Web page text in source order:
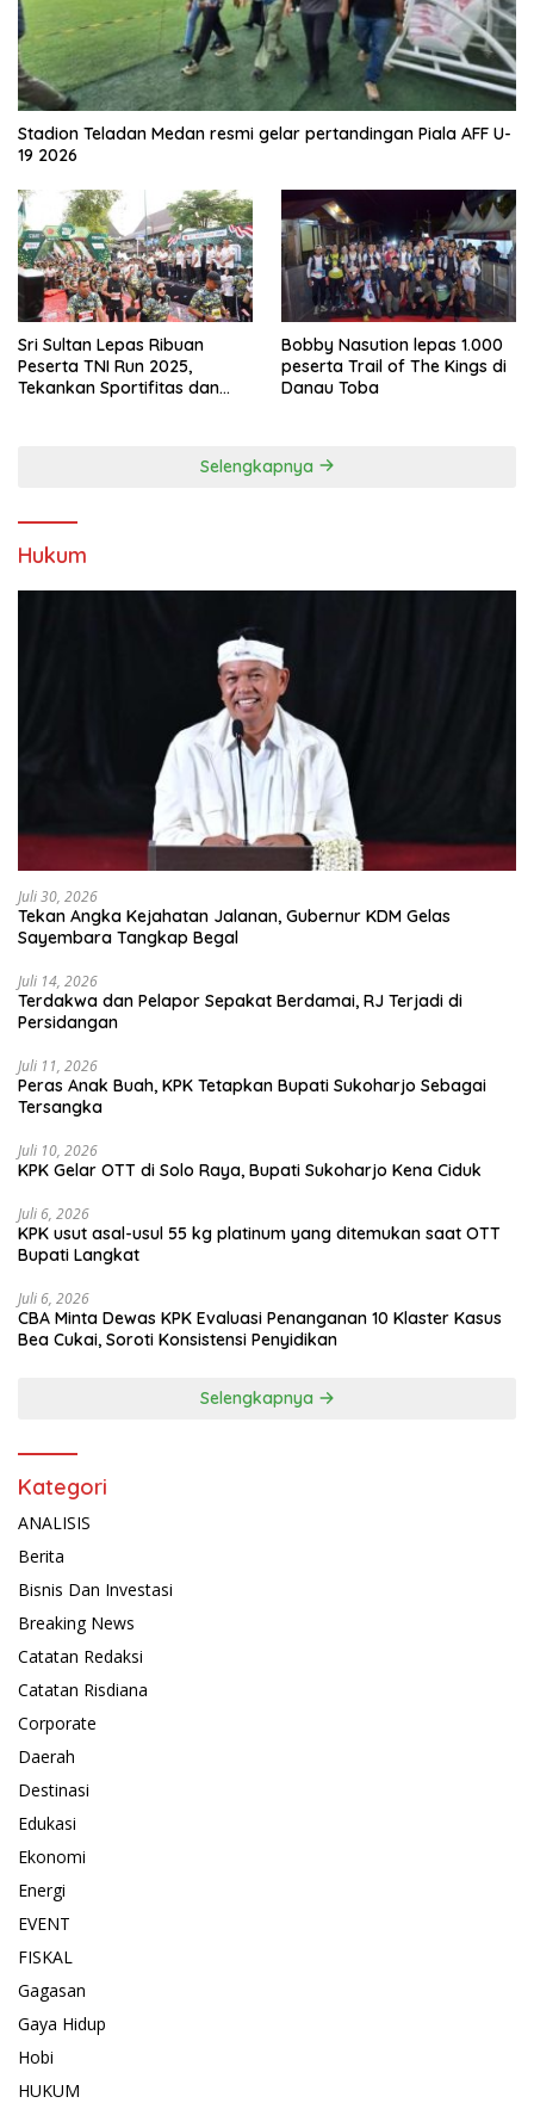
Stadion Teladan Medan resmi gelar pertandingan Piala AFF U-
19 2026
Sri Sultan Lepas Ribuan
Peserta TNI Run 2025,
Tekankan Sportifitas dan
Bobby Nasution lepas 1.000
peserta Trail of The Kings di
Danau Toba
Selengkapnya
Hukum
Juli 30, 2026
Tekan Angka Kejahatan Jalanan, Gubernur KDM Gelas
Sayembara Tangkap Begal
Juli 14, 2026
Terdakwa dan Pelapor Sepakat Berdamai, RJ Terjadi di
Persidangan
Juli 11, 2026
Peras Anak Buah, KPK Tetapkan Bupati Sukoharjo Sebagai
Tersangka
Juli 10, 2026
KPK Gelar OTT di Solo Raya, Bupati Sukoharjo Kena Ciduk
Juli 6, 2026
KPK usut asal-usul 55 kg platinum yang ditemukan saat OTT
Bupati Langkat
Juli 6, 2026
CBA Minta Dewas KPK Evaluasi Penanganan 10 Klaster Kasus
Bea Cukai, Soroti Konsistensi Penyidikan
Selengkapnya
Kategori
ANALISIS
Berita
Bisnis Dan Investasi
Breaking News
Catatan Redaksi
Catatan Risdiana
Corporate
Daerah
Destinasi
Edukasi
Ekonomi
Energi
EVENT
FISKAL
Gagasan
Gaya Hidup
Hobi
HUKUM